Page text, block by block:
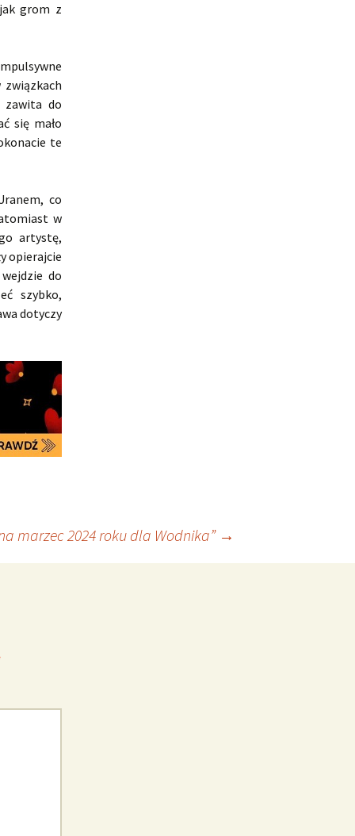
grom z
zawita do
się mało
te
co
w
artystę,
opierajcie
do
szybko,
dotyczy
marzec 2024 roku dla Wodnika” →